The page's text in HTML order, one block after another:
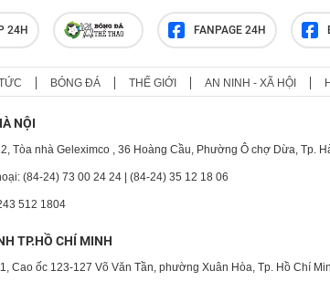
24H FANPAGE 24H
BÓNG ĐÁ THẾ GIỚI AN NINH - XÃ HỘI
NỘI
Tòa nhà Geleximco , 36 Hoàng Cầu, Phường Ô chợ Dừa, Tp.
(84-24) 73 00 24 24 | (84-24) 35 12 18 06
512 1804
TP.HỒ CHÍ MINH
Cao ốc 123-127 Võ Văn Tần, phường Xuân Hòa, Tp. Hồ Chí